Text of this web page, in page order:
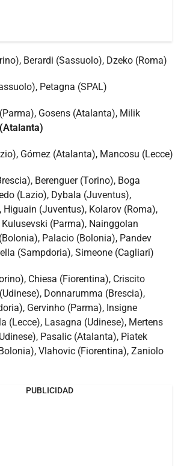
Berardi (Sassuolo), Dzeko (Roma)
Petagna (SPAL)
Gosens (Atalanta), Milik
Gómez (Atalanta), Mancosu (Lecce)
Berenguer (Torino), Boga
(Lazio), Dybala (Juventus),
Higuain (Juventus), Kolarov (Roma),
(Parma), Nainggolan
Palacio (Bolonia), Pandev
(Sampdoria), Simeone (Cagliari)
Chiesa (Fiorentina), Criscito
Donnarumma (Brescia),
Gervinho (Parma), Insigne
(Lecce), Lasagna (Udinese), Mertens
Pasalic (Atalanta), Piatek
Vlahovic (Fiorentina), Zaniolo
PUBLICIDAD